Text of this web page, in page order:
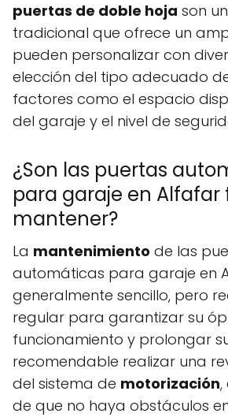
puertas de doble hoja son
tradicional que ofrece un
pueden personalizar con
elección del tipo adecuado
factores como el espacio
del garaje y el nivel de
¿Son las puertas
para garaje en Alfafar
mantener?
La mantenimiento de las
automáticas para garaje en
generalmente sencillo, pero
regular para garantizar su
funcionamiento y prolongar
recomendable realizar una
del sistema de motorización,
de que no haya obstáculos